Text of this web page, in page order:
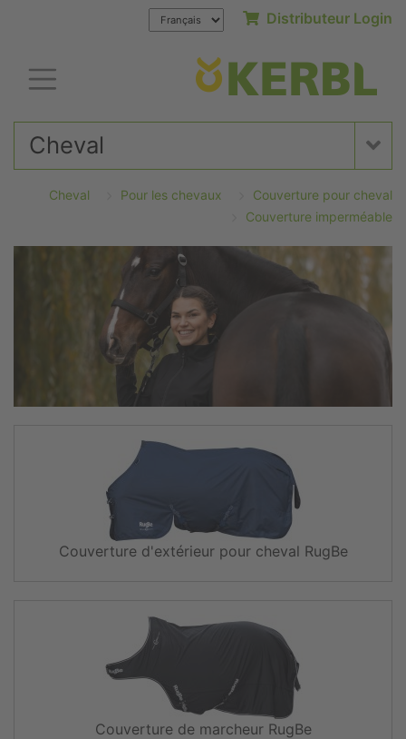
Distributeur Login
Cheval
Cheval Pour les chevaux
Couverture pour cheval
Couverture imperméable
Couverture d'extérieur pour cheval RugBe
Couverture de marcheur RugBe